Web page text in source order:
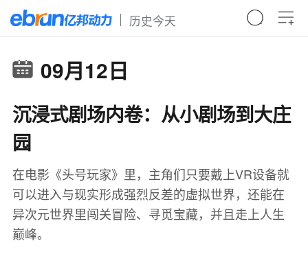
历史今天
09月12日
沉浸式剧场内卷：从小剧场到大庄
园
在电影《头号玩家》里，主角们只要戴上VR设备就
可以进入与现实形成强烈反差的虚拟世界，还能在
异次元世界里闯关冒险、寻觅宝藏，并且走上人生
巅峰。